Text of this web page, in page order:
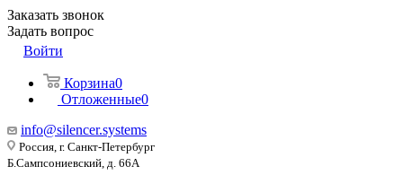
Заказать звонок
Задать вопрос
Войти
Корзина0
Отложенные0
info@silencer.systems
Россия, г. Санкт-Петербург
Б.Сампсониевский, д. 66А